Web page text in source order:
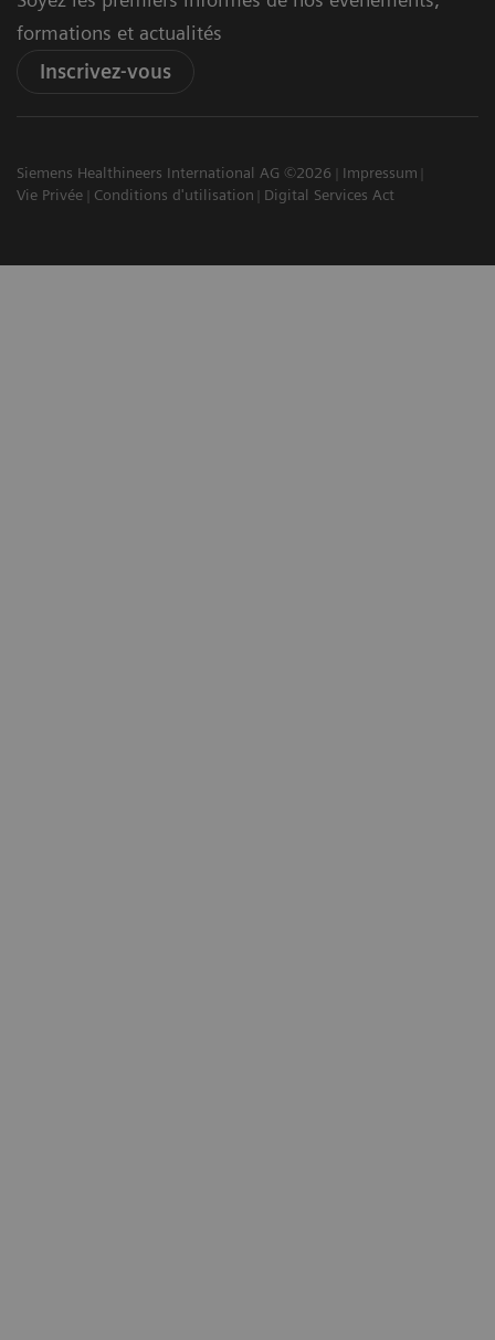
formations et actualités
Inscrivez-vous
Siemens Healthineers International AG ©2026
Impressum
Vie Privée
Conditions d'utilisation Digital Services Act